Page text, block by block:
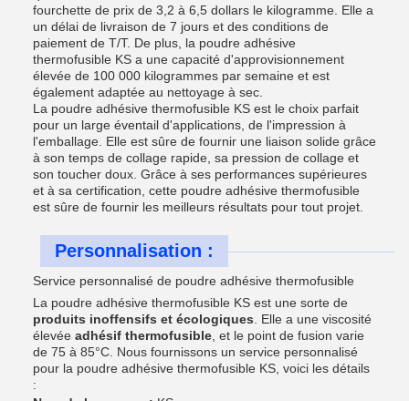
fourchette de prix de 3,2 à 6,5 dollars le kilogramme. Elle a
un délai de livraison de 7 jours et des conditions de
paiement de T/T. De plus, la poudre adhésive
thermofusible KS a une capacité d'approvisionnement
élevée de 100 000 kilogrammes par semaine et est
également adaptée au nettoyage à sec.
La poudre adhésive thermofusible KS est le choix parfait
pour un large éventail d'applications, de l'impression à
l'emballage. Elle est sûre de fournir une liaison solide grâce
à son temps de collage rapide, sa pression de collage et
son toucher doux. Grâce à ses performances supérieures
et à sa certification, cette poudre adhésive thermofusible
est sûre de fournir les meilleurs résultats pour tout projet.
Personnalisation :
Service personnalisé de poudre adhésive thermofusible
La poudre adhésive thermofusible KS est une sorte de
produits inoffensifs et écologiques . Elle a une viscosité
élevée adhésif thermofusible , et le point de fusion varie
de 75 à 85°C. Nous fournissons un service personnalisé
pour la poudre adhésive thermofusible KS, voici les détails
: